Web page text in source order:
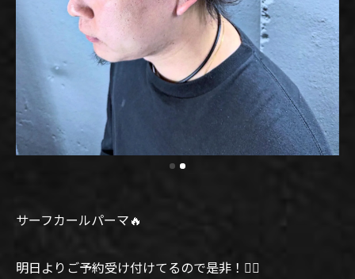
サーフカールパーマ🔥
明日よりご予約受け付けてるので是非！🙆‍♂️